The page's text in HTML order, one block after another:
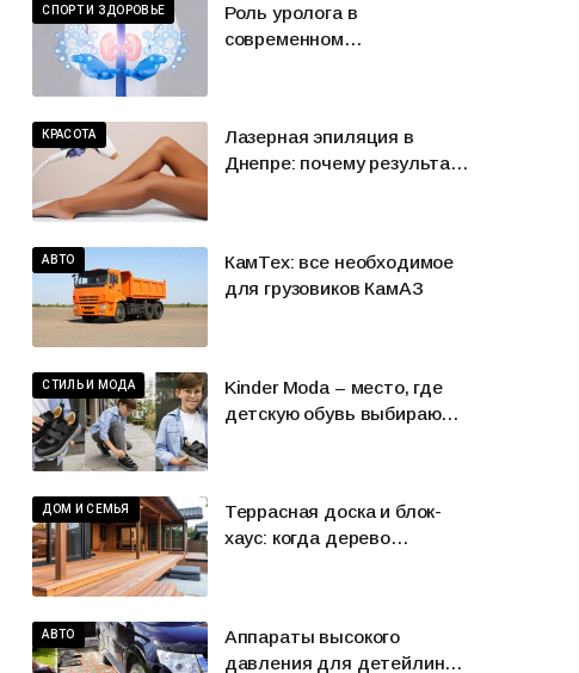
СПОРТ И ЗДОРОВЬЕ
Роль уролога в
современном
КРАСОТА
Лазерная эпиляция в
Днепре: почему результат
АВТО
КамТех: все необходимое
для грузовиков КамАЗ
СТИЛЬ И МОДА
Kinder Moda – место, где
детскую обувь выбирают с
ДОМ И СЕМЬЯ
Террасная доска и блок-
хаус: когда дерево
АВТО
Аппараты высокого
давления для детейлинга: